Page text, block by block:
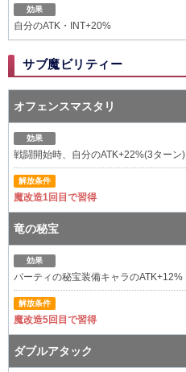
効果
自分のATK・INT+20%
サブ魔ビリティー
オフェンスマスタリ
効果
戦闘開始時、自分のATK+22%(3ターン)
解放条件
魔改造1回目で習得
竜の秘宝
効果
パーティの秘宝装備キャラのATK+12%
解放条件
魔改造5回目で習得
ダブルアタック